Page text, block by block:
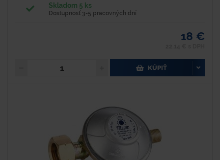
Skladom 5 ks
Dostupnosť 3-5 pracovných dní
18 €
KÚPIŤ